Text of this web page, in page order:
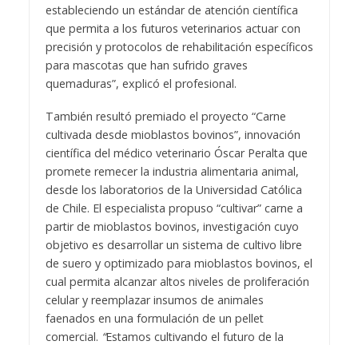
estableciendo un estándar de atención científica
que permita a los futuros veterinarios actuar con
precisión y protocolos de rehabilitación específicos
para mascotas que han sufrido graves
quemaduras”, explicó el profesional.
También resultó premiado el proyecto “Carne
cultivada desde mioblastos bovinos”, innovación
científica del médico veterinario Óscar Peralta que
promete remecer la industria alimentaria animal,
desde los laboratorios de la Universidad Católica
de Chile. El especialista propuso “cultivar” carne a
partir de mioblastos bovinos, investigación cuyo
objetivo es desarrollar un sistema de cultivo libre
de suero y optimizado para mioblastos bovinos, el
cual permita alcanzar altos niveles de proliferación
celular y reemplazar insumos de animales
faenados en una formulación de un pellet
comercial. “Estamos cultivando el futuro de la